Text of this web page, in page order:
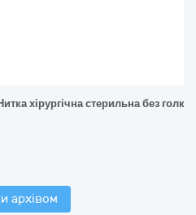
хірургічна стерильна без
архівом